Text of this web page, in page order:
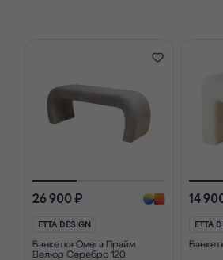
26 900 ₽
ETTA DESIGN
Банкетка Омега Прайм
Велюр Серебро 120
14
ETTA